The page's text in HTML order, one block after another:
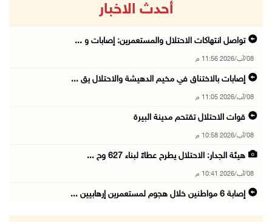
أحدث الاخبار
تواصل انتهاكات الاحتلال والمستعمرين: إصابات و ...
08/آب/2026 11:56 م
إصابات بالاختناق في مخيم الدهيشة والاحتلال يق ...
08/آب/2026 11:05 م
قوات الاحتلال تقتحم مدينة البيرة
08/آب/2026 10:58 م
هيئة الجدار: الاحتلال يطرح عطاءً لبناء 627 وح ...
08/آب/2026 10:41 م
إصابة 6 مواطنين خلال هجوم لمستعمرين إرهابيين ...